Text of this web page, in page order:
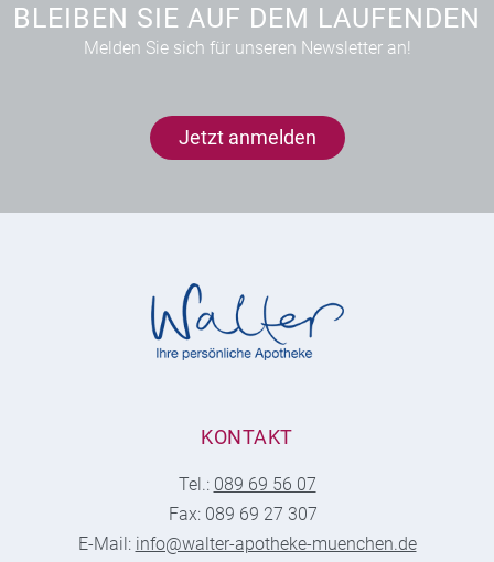
BLEIBEN SIE AUF DEM LAUFENDEN
Melden Sie sich für unseren Newsletter an!
Jetzt anmelden
KONTAKT
Tel.: 089 69 56 07
Fax: 089 69 27 307
E-Mail: info@walter-apotheke-muenchen.de